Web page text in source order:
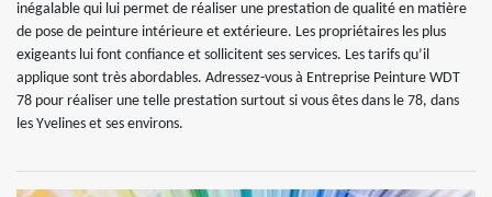
inégalable qui lui permet de réaliser une prestation de qualité en matière
de pose de peinture intérieure et extérieure. Les propriétaires les plus
exigeants lui font confiance et sollicitent ses services. Les tarifs qu’il
applique sont très abordables. Adressez-vous à Entreprise Peinture WDT
78 pour réaliser une telle prestation surtout si vous êtes dans le 78, dans
les Yvelines et ses environs.